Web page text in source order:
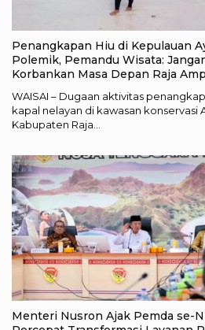
Penangkapan Hiu di Kepulauan
Polemik, Pemandu Wisata:
Korbankan Masa Depan Raja
WAISAI – Dugaan aktivitas
kapal nelayan di kawasan konservasi
Kabupaten Raja…
Menteri Nusron Ajak Pemda se-